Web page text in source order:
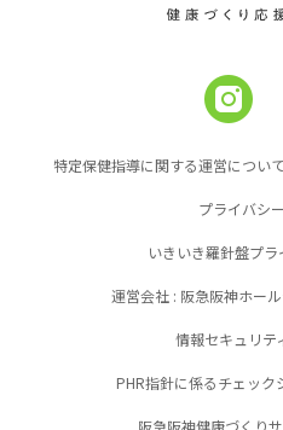
特定保健指導に関する運営につい
プライバシ
いきいき羅針盤プ
運営会社 : 阪急阪神ホー
情報セキュリテ
PHR指針に係るチェック